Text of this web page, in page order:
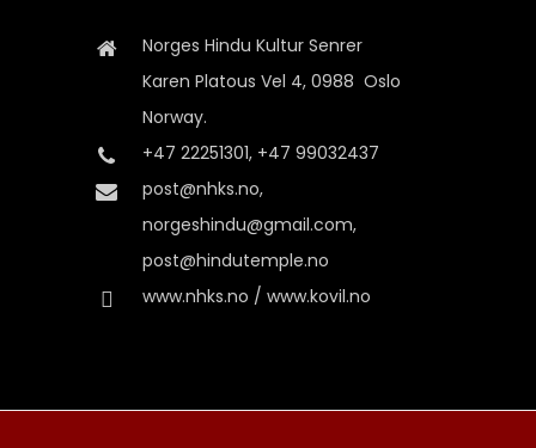
Norges Hindu Kultur Senrer
Karen Platous Vel 4, 0988 Oslo
Norway.
+47 22251301, +47 99032437
post@nhks.no,
norgeshindu@gmail.com,
post@hindutemple.no
www.nhks.no / www.kovil.no